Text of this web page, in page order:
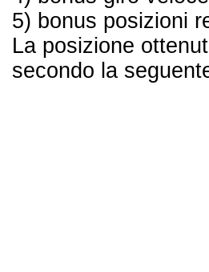
5) bonus posizioni
La posizione
secondo la